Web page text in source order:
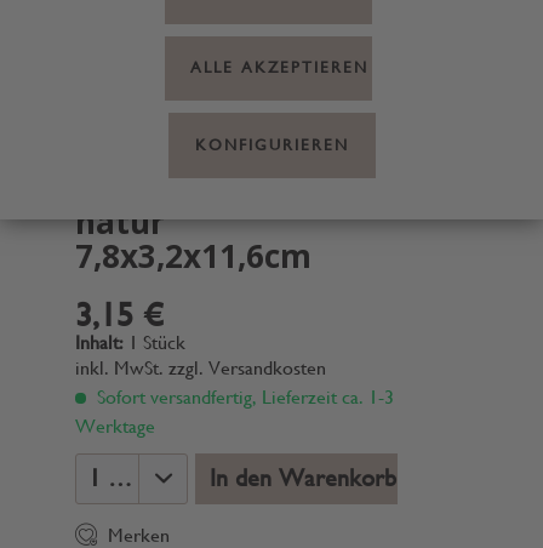
Schrank Mini III Holz
natur
7,8x3,2x11,6cm
3,15 €
Inhalt: 1 Stück
inkl. MwSt. zzgl. Versandkosten
Sofort versandfertig, Lieferzeit ca. 1-3
Werktage
In den Warenkorb
Merken
ALLE AKZEPTIEREN
KONFIGURIEREN